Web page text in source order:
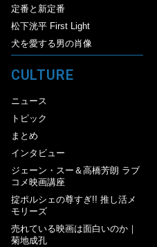
定番と新定番
松下洸平 First Light
犬を愛する男の肖像
CULTURE
ニュース
トピック
まとめ
インタビュー
ジェーン・スー＆高橋芳朗 ラブ
コメ映画講座
掟ポルシェの尊すぎ!! 推し活メ
モリーズ
売れている映画は面白いのか｜
菊地成孔